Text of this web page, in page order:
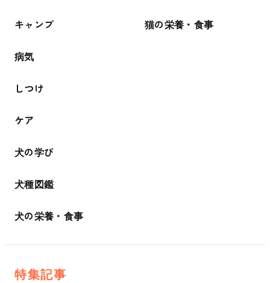
キャンプ
病気
しつけ
ケア
犬の学び
犬種図鑑
犬の栄養・食事
猫の栄養・食事
特集記事